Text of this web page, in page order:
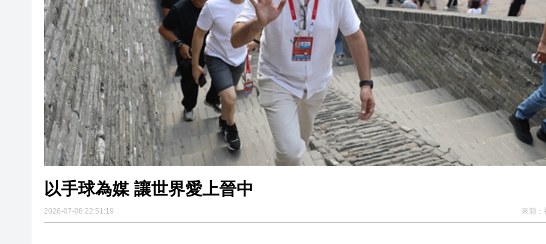
以手球為媒 讓世界愛上晉中
2026-07-08 22:51:19 來源：